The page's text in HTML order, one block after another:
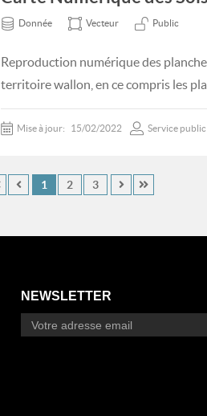
Donnée Vecteur Public
Reproduction numérique des
territoire wallon, en ce compris les
Mise à jour: 15/02/2022 Service
1 2 3
NEWSLETTER